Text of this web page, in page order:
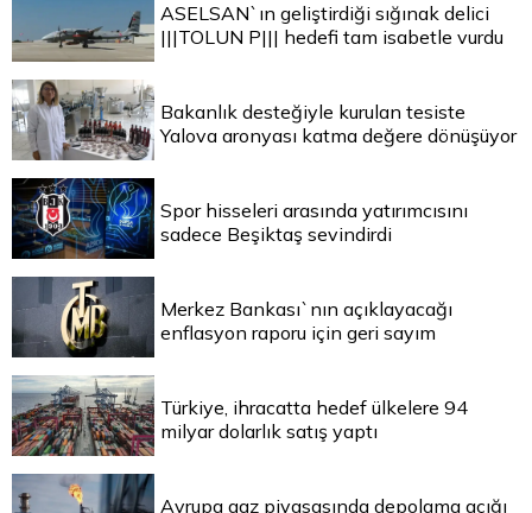
ASELSAN`ın geliştirdiği sığınak delici
|||TOLUN P||| hedefi tam isabetle vurdu
Bakanlık desteğiyle kurulan tesiste
Yalova aronyası katma değere dönüşüyor
Spor hisseleri arasında yatırımcısını
sadece Beşiktaş sevindirdi
Merkez Bankası`nın açıklayacağı
enflasyon raporu için geri sayım
Türkiye, ihracatta hedef ülkelere 94
milyar dolarlık satış yaptı
Avrupa gaz piyasasında depolama açığı